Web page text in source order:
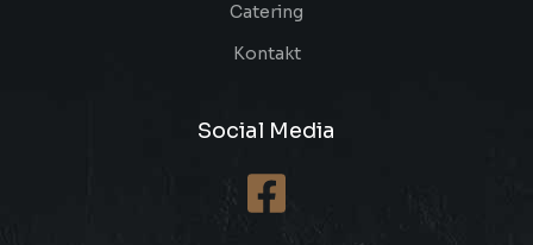
Catering
Kontakt
Social Media